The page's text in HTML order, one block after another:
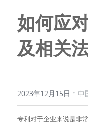
行业新闻
如何应
及相关
2023年12月15日 · 中
专利对于企业来说是非